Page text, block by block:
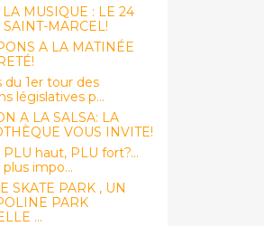
LA MUSIQUE : LE 24
MARCEL!
A LA MATINÉE
du 1er tour des
législatives p...
A LA SALSA: LA
VOUS INVITE!
haut, PLU fort?...
impo...
SKATE PARK , UN
PARK
...